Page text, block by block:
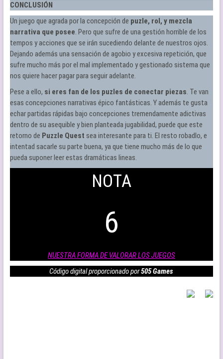
CONCLUSIÓN
Un juego que agrada por la concepción de puzle, rol, y mezcla
narrativa que posee. Pero que sufre de una gestión horrible de los
tempos y acciones que se irán sucediendo delante de nuestros ojos.
Dejando además una sensación de agobio y excesiva repetición, que
sufre mucho más por el mal implementado y gestionado sistema que
nos quiere hacer pagar para seguir adelante.
Pese a ello, si eres fan de los puzles de conectar piezas. Te van
esas concepciones narrativas épico fantásticas. Y además te gusta
echar partidas rápidas bajo concepciones tremendamente adictivas
dentro de su asequible y bien planteada jugabilidad, puede que este
retorno de Puzzle Quest sea interesante para ti. El resto robadlo, e
intentad sacarle su parte buena, ya que tiene mucho más de lo que
pueda suponer leer estas dramáticas lineas.
NOTA
6
NUESTRA FORMA DE VALORAR LOS JUEGOS
Código digital proporcionado por505 Games